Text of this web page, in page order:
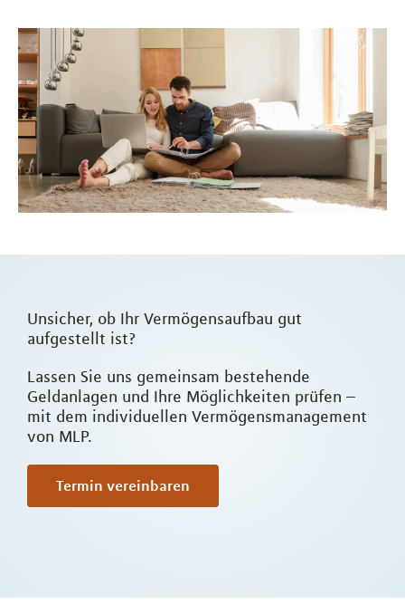
Unsicher, ob Ihr Vermögensaufbau gut
aufgestellt ist?
Lassen Sie uns gemeinsam bestehende
Geldanlagen und Ihre Möglichkeiten prüfen –
mit dem individuellen Vermögensmanagement
von MLP.
Termin vereinbaren